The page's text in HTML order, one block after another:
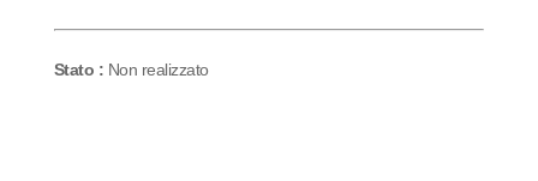
Stato : Non realizzato